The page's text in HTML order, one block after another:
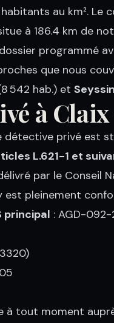
au km².
situe à 186.4 km de
programmé
que nous
542 hab.) et
à
détective privé est
L.621-1 et
par le Conseil
est pleinement
principal : AGD-
tout moment